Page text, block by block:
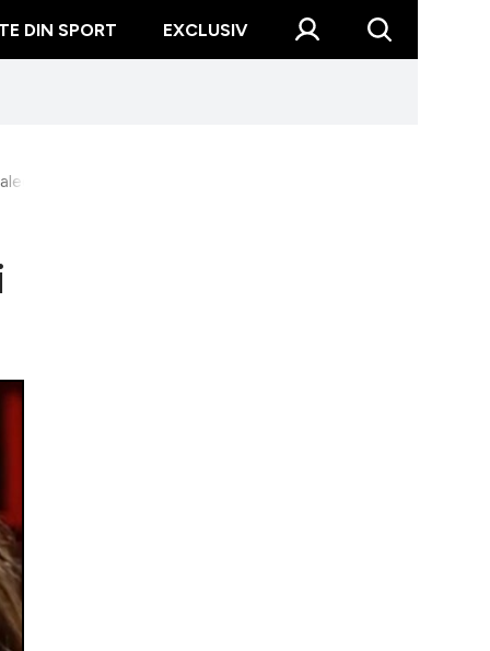
DIN SPORT EXCLUSIV
să rămână în relații nepotrivite”